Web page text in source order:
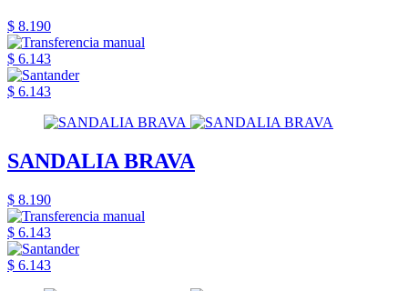
$ 8.190
$ 6.143
$ 6.143
SANDALIA BRAVA
$ 8.190
$ 6.143
$ 6.143